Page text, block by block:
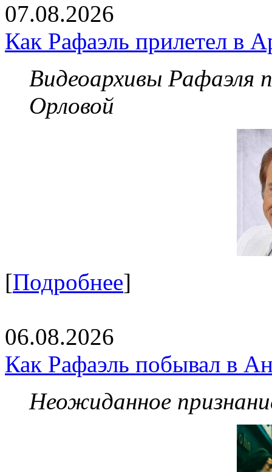
07.08.2026
Как Рафаэль прилетел в
Видеоархивы Рафаэля
Орловой
[Подробнее]
06.08.2026
Как Рафаэль побывал в
Неожиданное